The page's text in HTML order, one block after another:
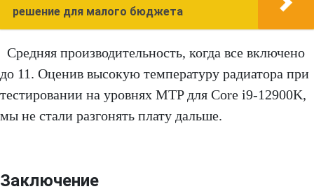
решение для малого бюджета
Средняя производительность, когда все включено
до 11. Оценив высокую температуру радиатора при
тестировании на уровнях MTP для Core i9-12900K,
мы не стали разгонять плату дальше.
Заключение